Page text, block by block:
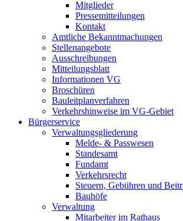
Mitglieder
Pressemitteilungen
Kontakt
Amtliche Bekanntmachungen
Stellenangebote
Ausschreibungen
Mitteilungsblatt
Informationen VG
Broschüren
Bauleitplanverfahren
Verkehrshinweise im VG-Gebiet
Bürgerservice
Verwaltungsgliederung
Melde- & Passwesen
Standesamt
Fundamt
Verkehrsrecht
Steuern, Gebühren und
Bauhöfe
Verwaltung
Mitarbeiter im Rathaus